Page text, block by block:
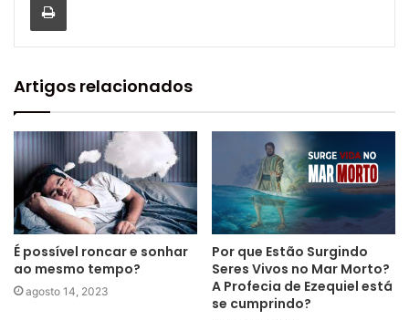
Artigos relacionados
É possível roncar e sonhar
ao mesmo tempo?
agosto 14, 2023
Por que Estão Surgindo
Seres Vivos no Mar Morto?
A Profecia de Ezequiel está
se cumprindo?